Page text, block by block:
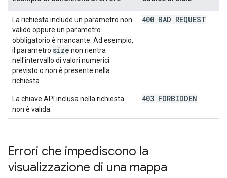
La richiesta include un parametro non
valido oppure un parametro
obbligatorio è mancante. Ad esempio,
il parametro size non rientra
nell'intervallo di valori numerici
previsto o non è presente nella
richiesta.
400 BAD REQUEST
La chiave API inclusa nella richiesta
non è valida.
403 FORBIDDEN
Errori che impediscono la
visualizzazione di una mappa